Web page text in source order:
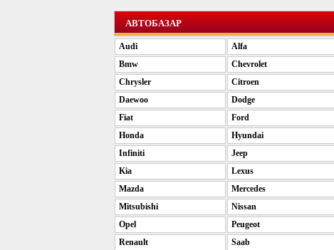
АВТОБАЗАР
Audi
Alfa
Bmw
Chevrolet
Chrysler
Citroen
Daewoo
Dodge
Fiat
Ford
Honda
Hyundai
Infiniti
Jeep
Kia
Lexus
Mazda
Mercedes
Mitsubishi
Nissan
Opel
Peugeot
Renault
Saab